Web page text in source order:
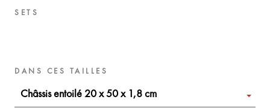
SETS
DANS CES TAILLES
Châssis entoilé 20 x 50 x 1,8 cm